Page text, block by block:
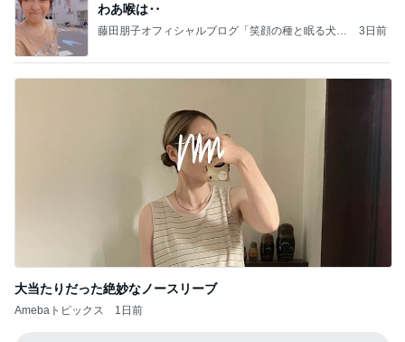
わあ喉は‥
藤田朋子オフィシャルブログ「笑顔の種と眠る犬」
3日前
大当たりだった絶妙なノースリーブ
Amebaトピックス 1日前